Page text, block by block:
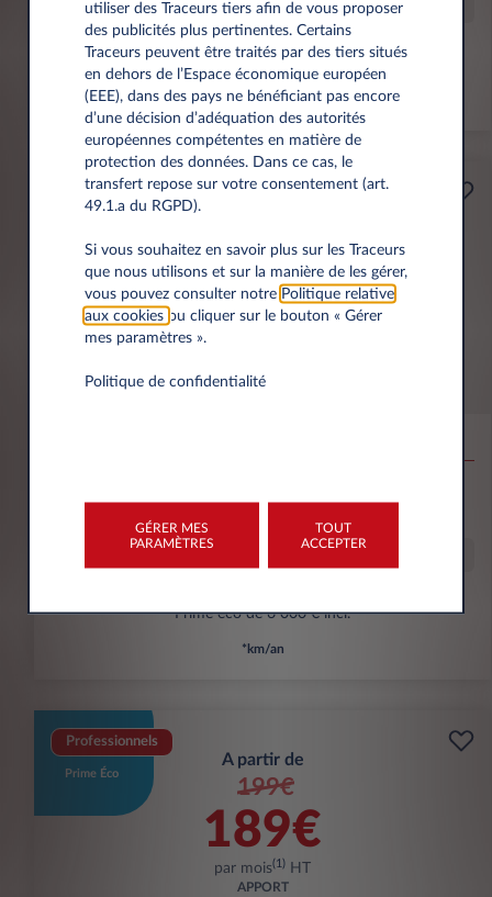
Offre spéciale
Prime éco de 6 000 € incl.
*km/an
Professionnels
189€
par mois (1)HT
APPORT
3.500 € HT
Prime éco de 6 000 € incl.
*km/an
Professionnels
Prime Éco
A partir de
199€
189€
par mois(1) HT
APPORT
utiliser des Traceurs tiers afin de vous proposer
des publicités plus pertinentes. Certains
Traceurs peuvent être traités par des tiers situés
en dehors de l’Espace économique européen
(EEE), dans des pays ne bénéficiant pas encore
d’une décision d’adéquation des autorités
européennes compétentes en matière de
protection des données. Dans ce cas, le
transfert repose sur votre consentement (art.
49.1.a du RGPD).
Si vous souhaitez en savoir plus sur les Traceurs
que nous utilisons et sur la manière de les gérer,
vous pouvez consulter notre Politique relative
aux cookies ou cliquer sur le bouton « Gérer
mes paramètres ».
Politique de confidentialité
GÉRER MES
PARAMÈTRES
TOUT
ACCEPTER